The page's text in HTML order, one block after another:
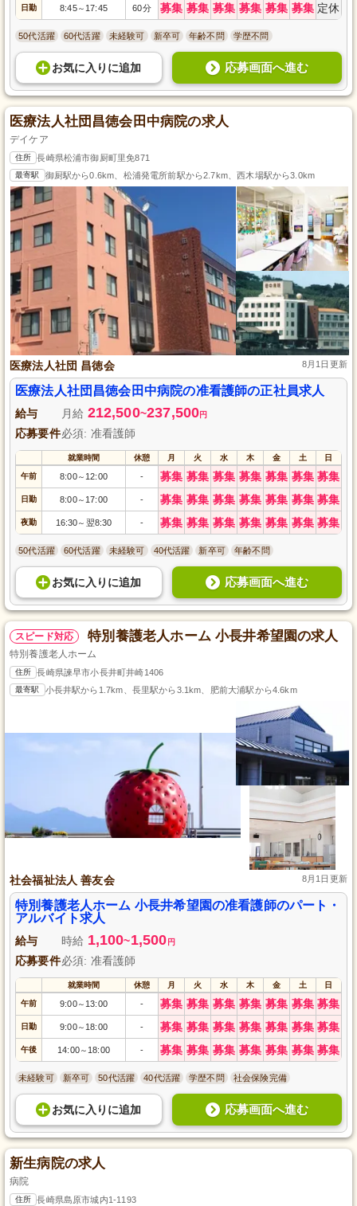
日勤 8:45～ 17:45 60分 募集 募集 募集 募集 募集 募集 定休
50代活躍 60代活躍 未経験可 新卒可 年齢不問 学歴不問
お気に入り に追加 応募画面へ進む
医療法人社団昌徳会田中病院の求人
デイケア
住所 長崎県松浦市御厨町里免871
最寄駅 御厨駅から0.6km、松浦発電所前駅から2.7km、西木場駅から3.0km
医療法人社団 昌徳会 8月1日更新
医療法人社団昌徳会田中病院の准看護師の正社員求人
給与 月給 212,500~237,500円
応募要件必須: 准看護師
就業時間 休憩 月 火 水 木 金 土 日
午前 8:00～ 12:00 - 募集 募集 募集 募集 募集 募集 募集
日勤 8:00～ 17:00 - 募集 募集 募集 募集 募集 募集 募集
夜勤 16:30～ 翌8:30 - 募集 募集 募集 募集 募集 募集 募集
50代活躍 60代活躍 未経験可 40代活躍 新卒可 年齢不問
お気に入り に追加 応募画面へ進む
スピード対応 特別養護老人ホーム 小長井希望園の求人
特別養護老人ホーム
住所 長崎県諫早市小長井町井崎1406
最寄駅 小長井駅から1.7km、長里駅から3.1km、肥前大浦駅から4.6km
社会福祉法人 善友会 8月1日更新
特別養護老人ホーム 小長井希望園の准看護師のパート・
アルバイト求人
給与 時給 1,100~1,500 円
応募要件必須: 准看護師
就業時間 休憩 月 火 水 木 金 土 日
午前 9:00～ 13:00 - 募集 募集 募集 募集 募集 募集 募集
日勤 9:00～ 18:00 - 募集 募集 募集 募集 募集 募集 募集
午後 14:00～ 18:00 - 募集 募集 募集 募集 募集 募集 募集
未経験可 新卒可 50代活躍 40代活躍 学歴不問 社会保険完備
お気に入り に追加 応募画面へ進む
新生病院の求人
病院
住所 長崎県島原市城内1-1193